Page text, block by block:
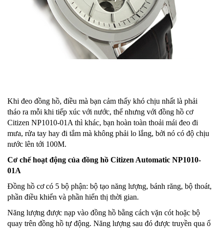
Khi đeo đồng hồ, điều mà bạn cảm thấy khó chịu nhất là phải
tháo ra mỗi khi tiếp xúc với nước, thể nhưng với đồng hồ cơ
Citizen NP1010-01A thì khác, bạn hoàn toàn thoải mái đeo đi
mưa, rửa tay hay đi tắm mà không phải lo lắng, bởi nó có độ chịu
nước lên tới 100M.
Cơ chế hoạt động của đồng hồ Citizen Automatic NP1010-
01A
Đồng hồ cơ có 5 bộ phận: bộ tạo năng lượng, bánh răng, bộ thoát,
phần điều khiển và phần hiển thị thời gian.
Năng lượng được nạp vào đồng hồ bằng cách vặn cót hoặc bộ
quay trên đồng hồ tự động. Năng lượng sau đó được truyền qua ổ